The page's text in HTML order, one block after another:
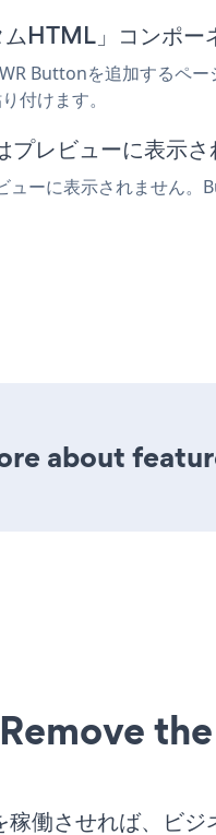
HTML」コンポー
Buttonを追加するペ
付けます。
レビューに表示さ
ーに表示されません。
about
Remove
働させれば、ビジ